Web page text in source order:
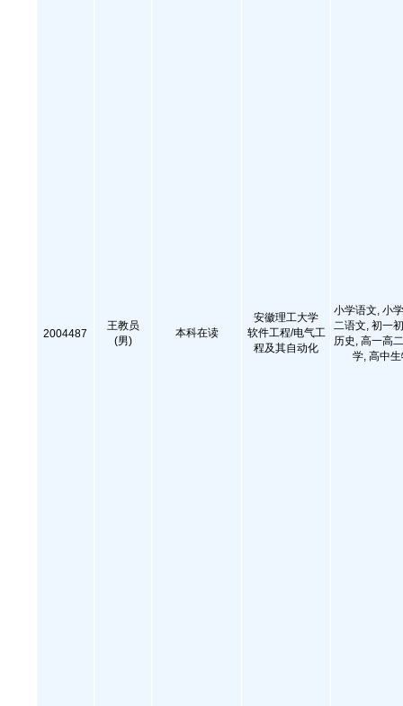
2004487
王教员
(男)
本科在读
安徽理工大学
软件工程/电气工
程及其自动化
小学语文, 小
二语文, 初一
历史, 高一高
学, 高中